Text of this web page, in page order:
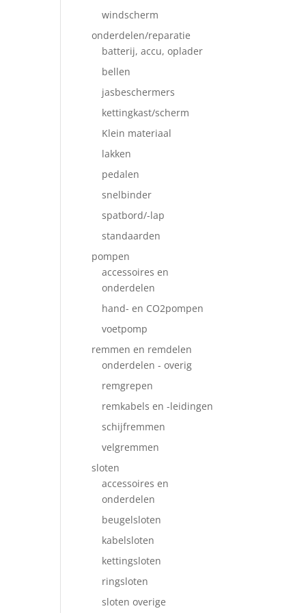
windscherm
onderdelen/reparatie
batterij, accu, oplader
bellen
jasbeschermers
kettingkast/scherm
Klein materiaal
lakken
pedalen
snelbinder
spatbord/-lap
standaarden
pompen
accessoires en
onderdelen
hand- en CO2pompen
voetpomp
remmen en remdelen
onderdelen - overig
remgrepen
remkabels en -leidingen
schijfremmen
velgremmen
sloten
accessoires en
onderdelen
beugelsloten
kabelsloten
kettingsloten
ringsloten
sloten overige